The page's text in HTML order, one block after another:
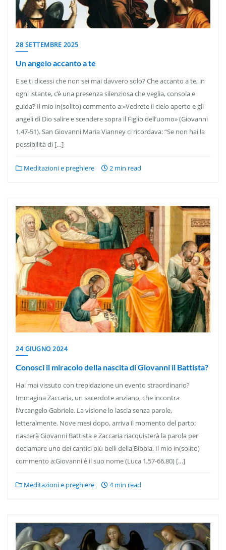
28 SETTEMBRE 2025
Un angelo accanto a te
E se ti dicessi che non sei mai davvero solo? Che accanto a te, in
ogni istante, c’è una presenza silenziosa che veglia, consola e
guida? Il mio in(solito) commento a:«Vedrete il cielo aperto e gli
angeli di Dio salire e scendere sopra il Figlio dell’uomo» (Giovanni
1,47-51). San Giovanni Maria Vianney ci ricordava: “Se non hai la
possibilità di […]
Meditazioni e preghiere 2 min read
24 GIUGNO 2024
Conosci il miracolo della nascita di Giovanni il Battista?
Hai mai vissuto con trepidazione un evento straordinario?
Immagina Zaccaria, un sacerdote anziano, che incontra
l’Arcangelo Gabriele. La visione lo lascia senza parole,
letteralmente. Nove mesi dopo, arriva il momento del parto:
nascerà Giovanni Battista e Zaccaria riacquisterà la parola per
declamare uno dei cantici più belli della Bibbia. Il mio in(solito)
commento a:Giovanni è il suo nome (Luca 1,57-66.80) […]
Meditazioni e preghiere 4 min read